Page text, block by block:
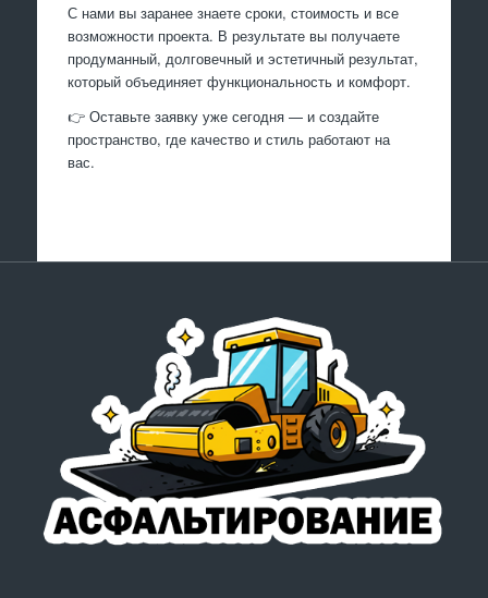
С нами вы заранее знаете сроки, стоимость и все
возможности проекта. В результате вы получаете
продуманный, долговечный и эстетичный результат,
который объединяет функциональность и комфорт.
👉 Оставьте заявку уже сегодня — и создайте
пространство, где качество и стиль работают на
вас.